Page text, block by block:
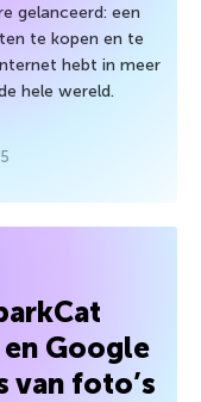
gelanceerd: een
te kopen en te
hebt in meer
hele wereld.
Google
van foto’s